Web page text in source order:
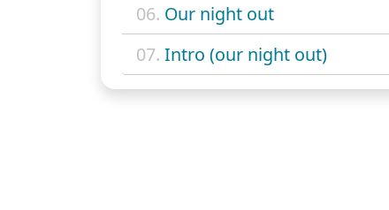
06. Our night out
07. Intro (our night out)